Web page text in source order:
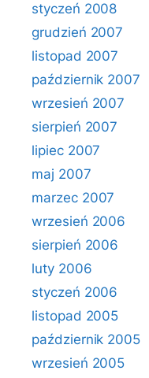
styczeń 2008
grudzień 2007
listopad 2007
październik 2007
wrzesień 2007
sierpień 2007
lipiec 2007
maj 2007
marzec 2007
wrzesień 2006
sierpień 2006
luty 2006
styczeń 2006
listopad 2005
październik 2005
wrzesień 2005